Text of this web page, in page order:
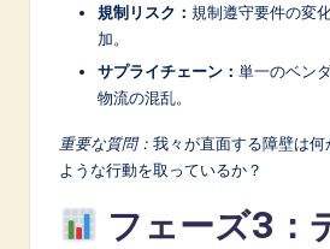
規制リスク： 規制遵守要件の変
加。
サプライチェーン： 単一のベン
物流の混乱。
重要な質問： 我々が直面する障壁は
ような行動を取っているか？
フェーズ3：